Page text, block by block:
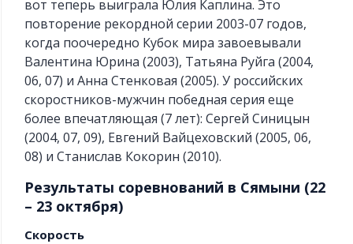
вот теперь выиграла Юлия Каплина. Это
повторение рекордной серии 2003-07 годов,
когда поочередно Кубок мира завоевывали
Валентина Юрина (2003), Татьяна Руйга (2004,
06, 07) и Анна Стенковая (2005). У российских
скоростников-мужчин победная серия еще
более впечатляющая (7 лет): Сергей Синицын
(2004, 07, 09), Евгений Вайцеховский (2005, 06,
08) и Станислав Кокорин (2010).
Результаты соревнований в Сямыни (22
– 23 октября)
Скорость